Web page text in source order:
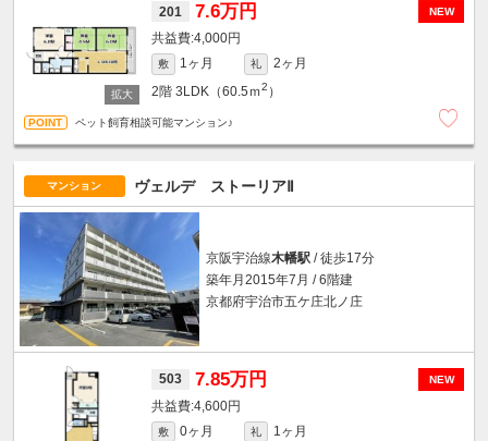
NEW
201 7.6万円
4,000円
敷 1ヶ月 礼
2ヶ月
2階 3LDK（60.5ｍ2 ）
ペット飼育相談可能マンション♪
マンション ヴェルデ ストーリアⅡ
京阪宇治線木幡駅/ 徒歩17分
築年月2015年7月 / 6階建
京都府宇治市五ケ庄北ノ庄
NEW
503 7.85万円
4,600円
敷 0ヶ月 礼
1ヶ月